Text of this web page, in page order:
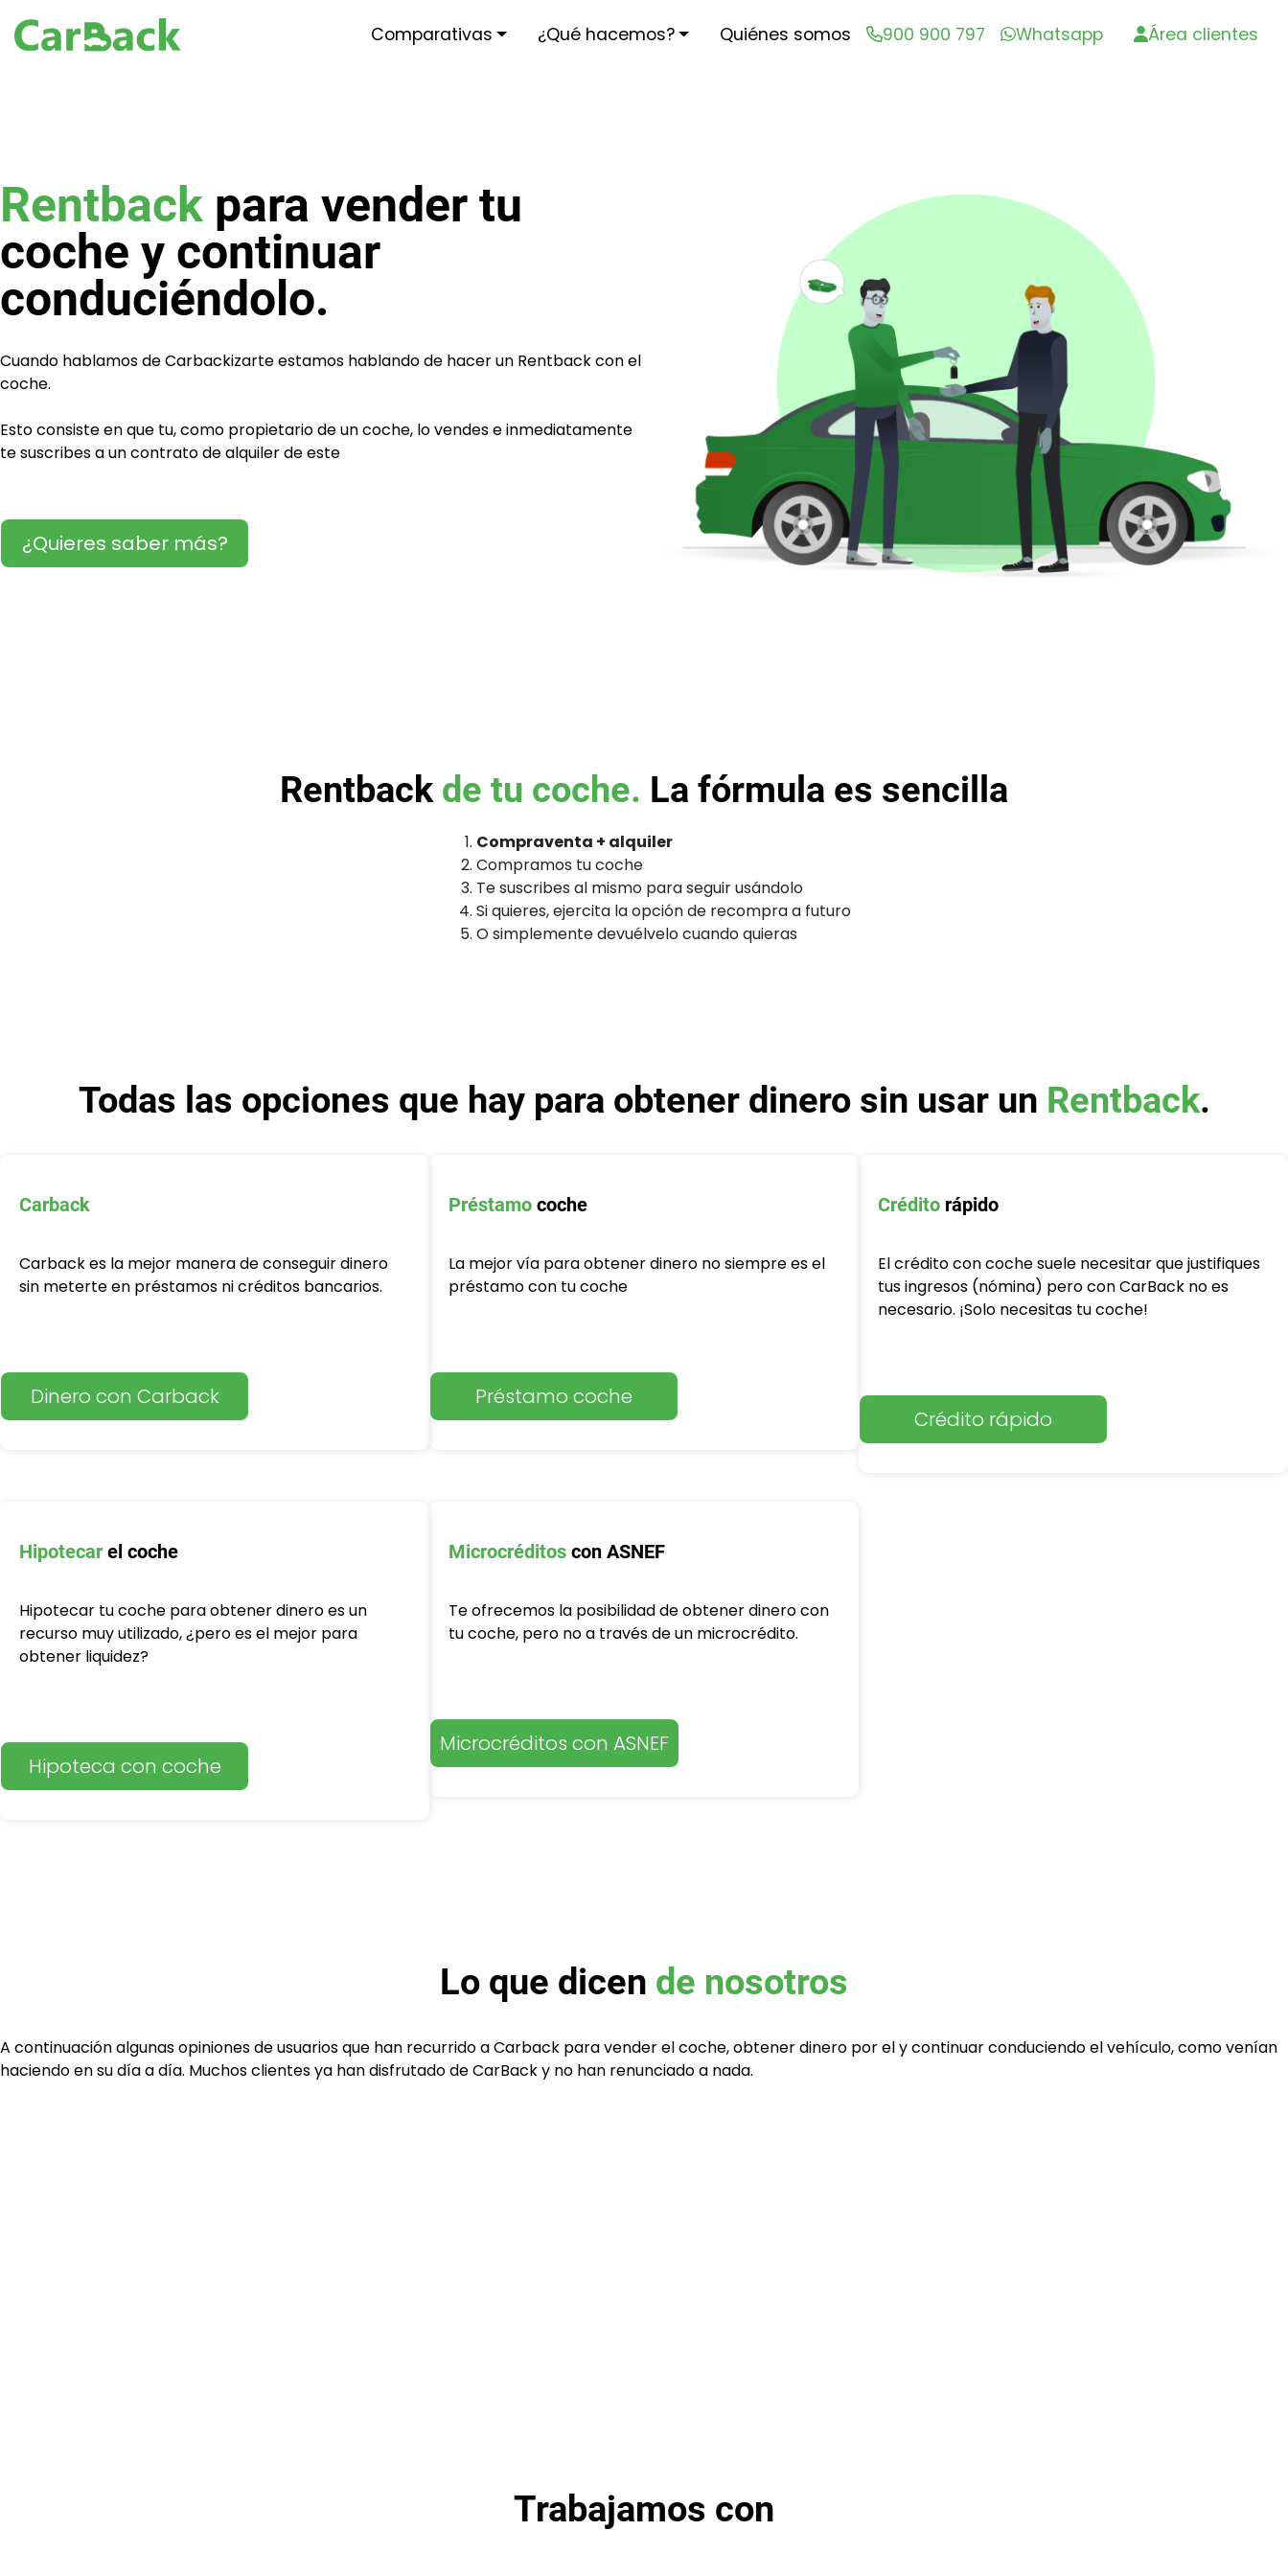
Comparativas ¿Qué hacemos? Quiénes somos 900 900 797 Whatsapp Área clientes
Rentback para vender tu
coche y continuar
conduciéndolo.
Cuando hablamos de Carbackizarte estamos hablando de hacer un Rentback con el
coche.
Esto consiste en que tu, como propietario de un coche, lo vendes e inmediatamente
te suscribes a un contrato de alquiler de este
¿Quieres saber más?
Rentback de tu coche. La fórmula es sencilla
Compraventa + alquiler
Compramos tu coche
Te suscribes al mismo para seguir usándolo
Si quieres, ejercita la opción de recompra a futuro
O simplemente devuélvelo cuando quieras
Todas las opciones que hay para obtener dinero sin usar un Rentback.
Carback
Carback es la mejor manera de conseguir dinero
sin meterte en préstamos ni créditos bancarios.
Dinero con Carback
Préstamo coche
La mejor vía para obtener dinero no siempre es el
préstamo con tu coche
Préstamo coche
Crédito rápido
El crédito con coche suele necesitar que justifiques
tus ingresos (nómina) pero con CarBack no es
necesario. ¡Solo necesitas tu coche!
Crédito rápido
Hipotecar el coche
Hipotecar tu coche para obtener dinero es un
recurso muy utilizado, ¿pero es el mejor para
obtener liquidez?
Hipoteca con coche
Microcréditos con ASNEF
Te ofrecemos la posibilidad de obtener dinero con
tu coche, pero no a través de un microcrédito.
Microcréditos con ASNEF
Lo que dicen de nosotros
A continuación algunas opiniones de usuarios que han recurrido a Carback para vender el coche, obtener dinero por el y continuar conduciendo el vehículo, como venían
haciendo en su día a día. Muchos clientes ya han disfrutado de CarBack y no han renunciado a nada.
Trabajamos con